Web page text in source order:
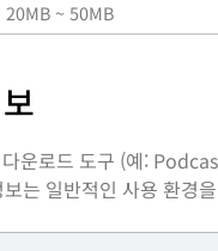
20MB ~ 50MB
운로드 도구 (예:
는 일반적인 사용 환경